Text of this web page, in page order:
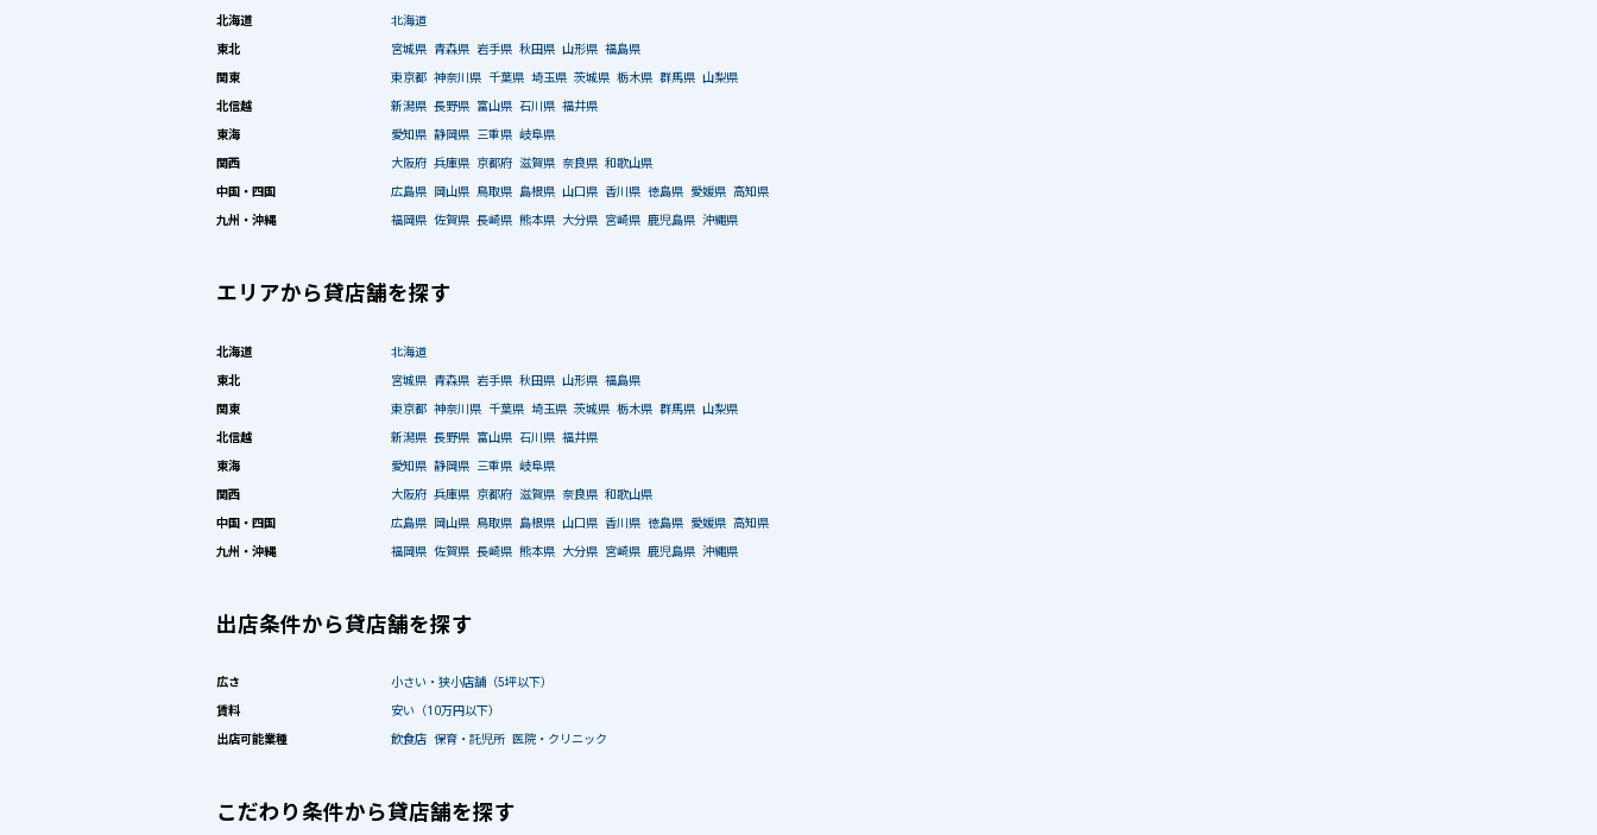
北海道 北海道
東北 宮城県 青森県 岩手県 秋田県 山形県 福島県
関東 東京都 神奈川県 千葉県 埼玉県 茨城県 栃木県 群馬県 山梨県
北信越 新潟県 長野県 富山県 石川県 福井県
東海 愛知県 静岡県 三重県 岐阜県
関西 大阪府 兵庫県 京都府 滋賀県 奈良県 和歌山県
中国・四国 広島県 岡山県 鳥取県 島根県 山口県 香川県 徳島県 愛媛県 高知県
九州・沖縄 福岡県 佐賀県 長崎県 熊本県 大分県 宮崎県 鹿児島県 沖縄県
エリアから貸店舗を探す
北海道 北海道
東北 宮城県 青森県 岩手県 秋田県 山形県 福島県
関東 東京都 神奈川県 千葉県 埼玉県 茨城県 栃木県 群馬県 山梨県
北信越 新潟県 長野県 富山県 石川県 福井県
東海 愛知県 静岡県 三重県 岐阜県
関西 大阪府 兵庫県 京都府 滋賀県 奈良県 和歌山県
中国・四国 広島県 岡山県 鳥取県 島根県 山口県 香川県 徳島県 愛媛県 高知県
九州・沖縄 福岡県 佐賀県 長崎県 熊本県 大分県 宮崎県 鹿児島県 沖縄県
出店条件から貸店舗を探す
広さ 小さい・狭小店舗（5坪以下）
賃料 安い（10万円以下）
出店可能業種 飲食店 保育・託児所 医院・クリニック
こだわり条件から貸店舗を探す